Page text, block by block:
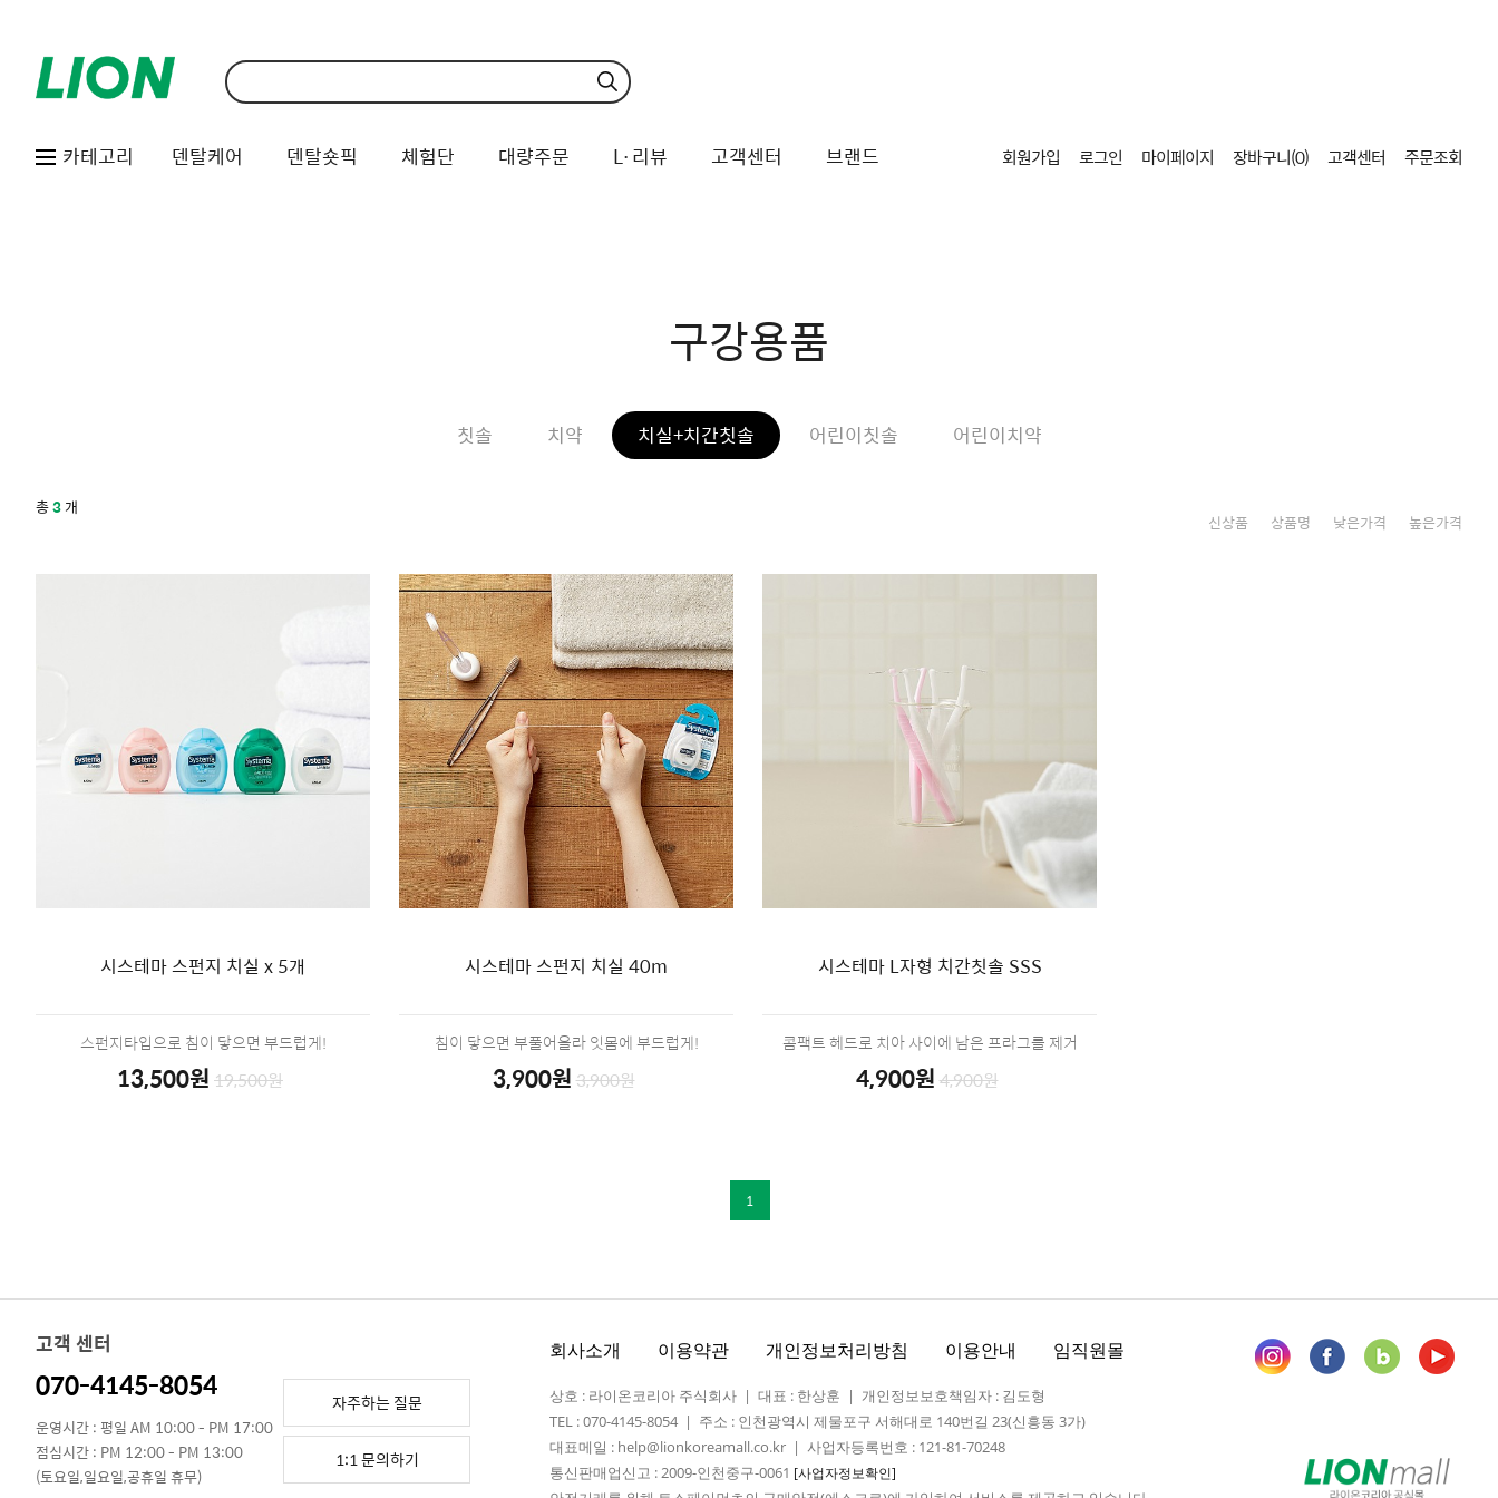
카테고리 덴탈케어 덴탈숏픽 체험단 대량주문 L·리뷰 고객센터 브랜드 회원가입 로그인 마이페이지 장바구니(0) 고객센터 주문조회
구강용품
칫솔 치약 치실+치간칫솔 어린이칫솔 어린이치약
총3개
신상품 상품명 낮은가격 높은가격
시스테마 스펀지 치실 x 5개
스펀지타입으로 침이 닿으면 부드럽게!
13,500원 19,500원
시스테마 스펀지 치실 40m
침이 닿으면 부풀어올라 잇몸에 부드럽게!
3,900원 3,900원
시스테마 L자형 치간칫솔 SSS
콤팩트 헤드로 치아 사이에 남은 프라그를 제거
4,900원 4,900원
1
고객 센터
070-4145-8054
운영시간 : 평일 AM 10:00 - PM 17:00
점심시간 : PM 12:00 - PM 13:00
(토요일,일요일,공휴일 휴무)
자주하는 질문
1:1 문의하기
회사소개 이용약관 개인정보처리방침 이용안내 임직원몰
상호 : 라이온코리아 주식회사 | 대표 : 한상훈 | 개인정보보호책임자 : 김도형
TEL : 070-4145-8054 | 주소 : 인천광역시 제물포구 서해대로 140번길 23(신흥동 3가)
대표메일 : help@lionkoreamall.co.kr | 사업자등록번호 : 121-81-70248
통신판매업신고 : 2009-인천중구-0061 [사업자정보확인]